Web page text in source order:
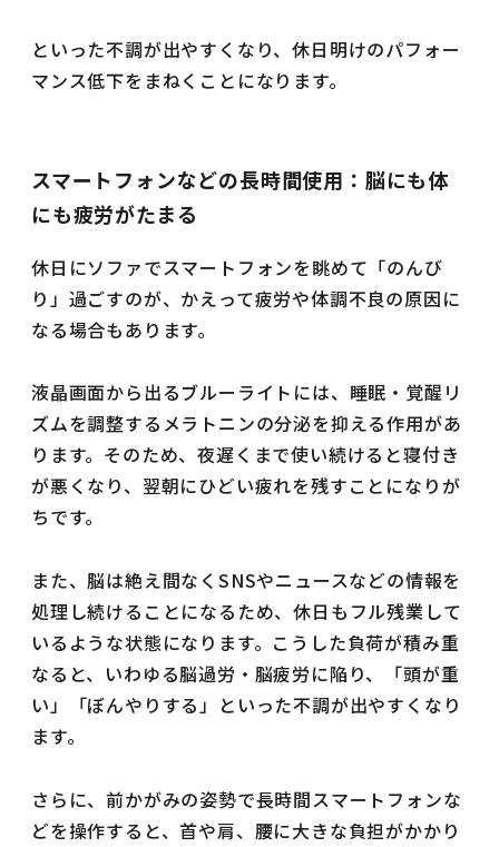
といった不調が出やすくなり、休日明けのパフォー
マンス低下をまねくことになります。
スマートフォンなどの長時間使用：脳にも体
にも疲労がたまる
休日にソファでスマートフォンを眺めて「のんび
り」過ごすのが、かえって疲労や体調不良の原因に
なる場合もあります。
液晶画面から出るブルーライトには、睡眠・覚醒リ
ズムを調整するメラトニンの分泌を抑える作用があ
ります。そのため、夜遅くまで使い続けると寝付き
が悪くなり、翌朝にひどい疲れを残すことになりが
ちです。
また、脳は絶え間なくSNSやニュースなどの情報を
処理し続けることになるため、休日もフル残業して
いるような状態になります。こうした負荷が積み重
なると、いわゆる脳過労・脳疲労に陥り、「頭が重
い」「ぼんやりする」といった不調が出やすくなり
ます。
さらに、前かがみの姿勢で長時間スマートフォンな
どを操作すると、首や肩、腰に大きな負担がかかり